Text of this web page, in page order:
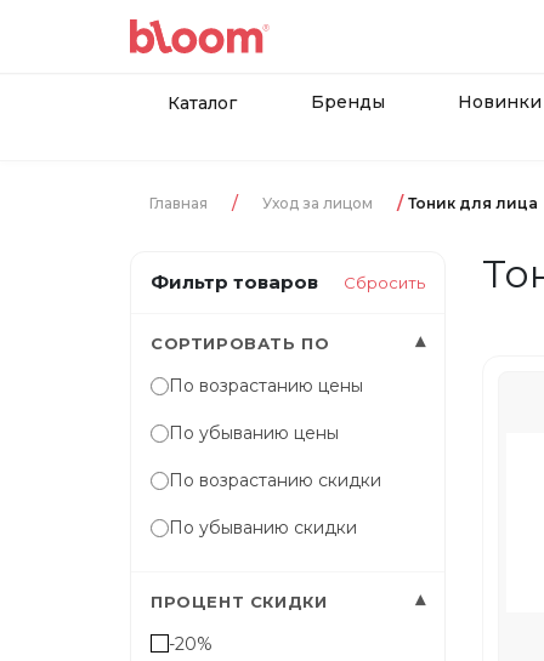
Каталог Бренды Новинки
Главная Уход за лицом Тоник для лица
Фильтр товаров Сбросить
СОРТИРОВАТЬ ПО ▾
По возрастанию цены
По убыванию цены
По возрастанию скидки
По убыванию скидки
ПРОЦЕНТ СКИДКИ ▾
-20%